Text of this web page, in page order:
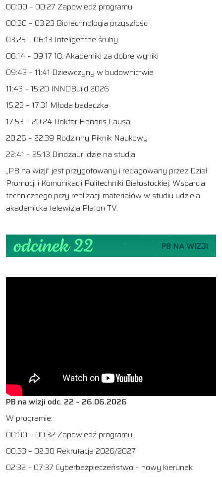
00:00 – 00:27 Zapowiedź programu
00:30 – 03:23 Biotechnologia przyszłości
03:25 – 06:13 Inteligentne śruby
06:14 – 09:17 10. Akademiki za dobre wyniki
09:43 – 11:41 Dziewczyny w budownictwie
11:43 – 15:20 INNOBuild 2026
15:23 – 17:31 Młoda badaczka
17:53 – 20:24 Doktor Honoris Causa
20:26 – 22:39 Rodzinny Piknik Naukowy
22:41 – 25:13 Dinozaur idzie na studia
„PB na wizji” jest przygotowany i redagowany przez Dział
Promocji i Komunikacji Politechniki Białostockiej. Wsparcia
technicznego przy realizacji materiałów w studiu udziela
akademicka telewizja Platon TV.
PB na wizji odc. 22 – 26.06.2026
W programie:
00:00 – 00:32 Zapowiedź programu
00:33 – 02:30 Rekrutacja 2026/2027
02:32 – 07:37 Cyberbezpieczeństwo – nowy kierunek